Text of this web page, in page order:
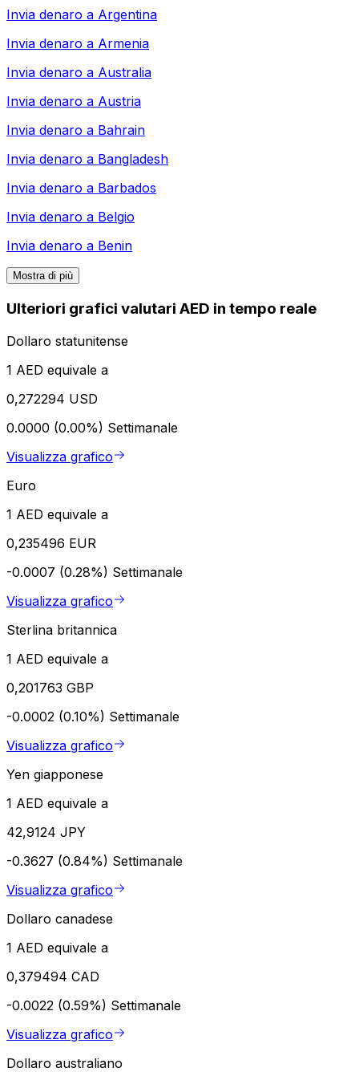
Invia denaro a Argentina
Invia denaro a Armenia
Invia denaro a Australia
Invia denaro a Austria
Invia denaro a Bahrain
Invia denaro a Bangladesh
Invia denaro a Barbados
Invia denaro a Belgio
Invia denaro a Benin
Mostra di più
Ulteriori grafici valutari AED in tempo reale
Dollaro statunitense
1 AED equivale a
0,272294 USD
0.0000 (0.00%) Settimanale
Visualizza grafico
Euro
1 AED equivale a
0,235496 EUR
-0.0007 (0.28%) Settimanale
Visualizza grafico
Sterlina britannica
1 AED equivale a
0,201763 GBP
-0.0002 (0.10%) Settimanale
Visualizza grafico
Yen giapponese
1 AED equivale a
42,9124 JPY
-0.3627 (0.84%) Settimanale
Visualizza grafico
Dollaro canadese
1 AED equivale a
0,379494 CAD
-0.0022 (0.59%) Settimanale
Visualizza grafico
Dollaro australiano